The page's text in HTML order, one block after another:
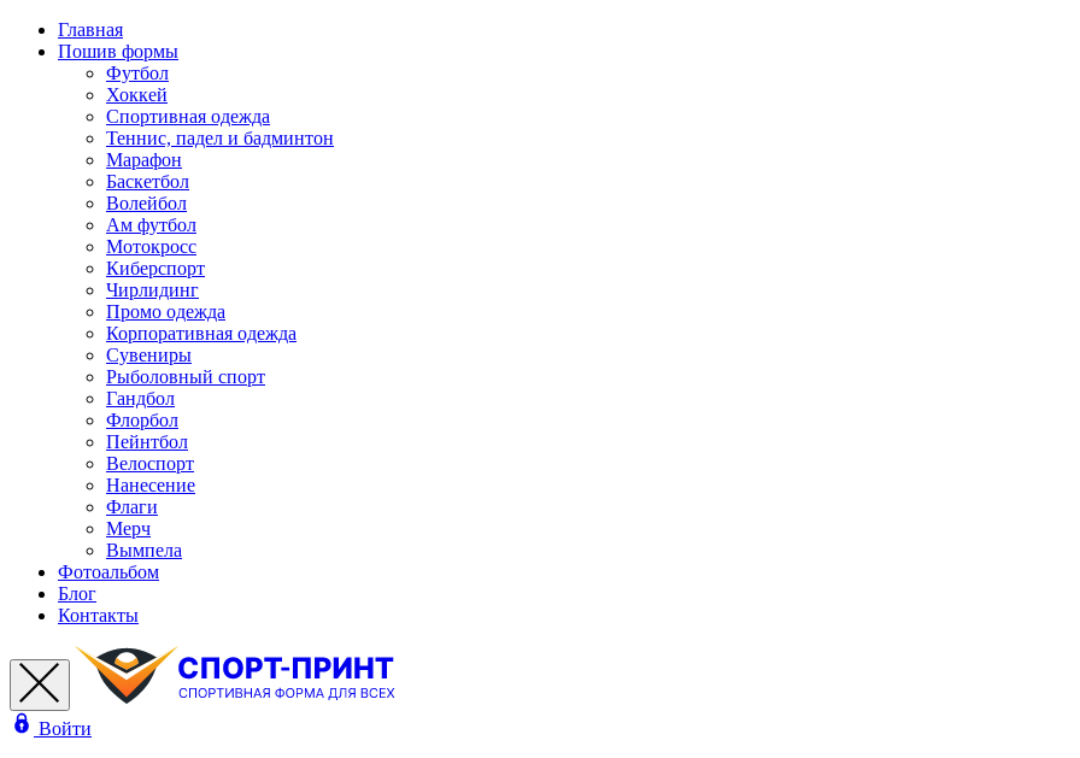
Главная
Пошив формы
Футбол
Хоккей
Спортивная одежда
Теннис, падел и бадминтон
Марафон
Баскетбол
Волейбол
Ам футбол
Мотокросс
Киберспорт
Чирлидинг
Промо одежда
Корпоративная одежда
Сувениры
Рыболовный спорт
Гандбол
Флорбол
Пейнтбол
Велоспорт
Нанесение
Флаги
Мерч
Вымпела
Фотоальбом
Блог
Контакты
Войти